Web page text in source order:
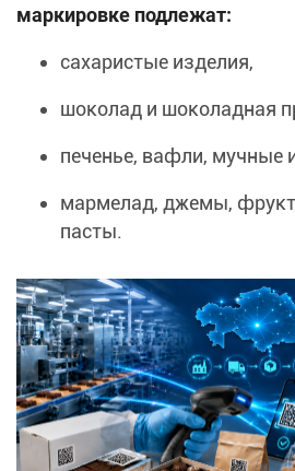
маркировке подлежат:
сахаристые изделия,
шоколад и шоколадная
печенье, вафли, мучные
мармелад, джемы,
пасты.